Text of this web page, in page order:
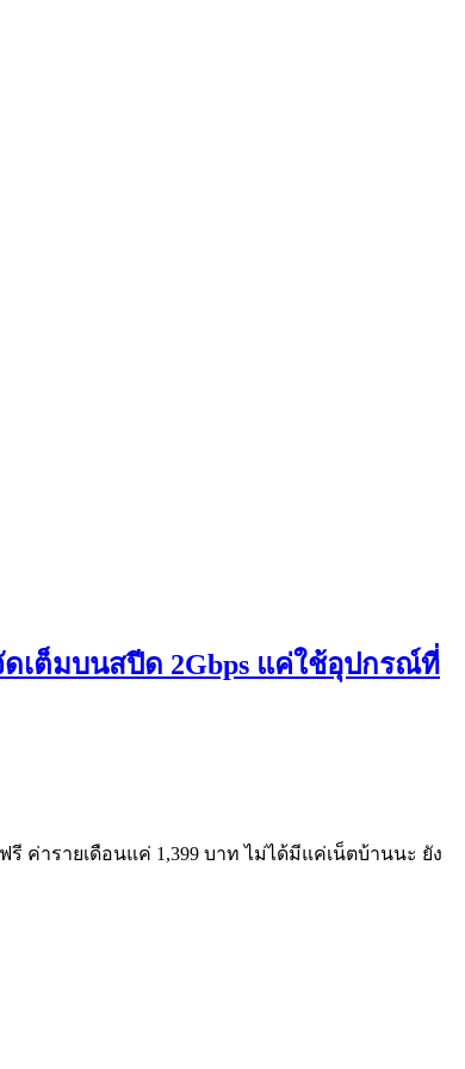
ดเต็มบนสปีด 2Gbps แค่ใช้อุปกรณ์ที่
ค่ารายเดือนแค่ 1,399 บาท ไม่ได้มีแค่เน็ตบ้านนะ ยัง